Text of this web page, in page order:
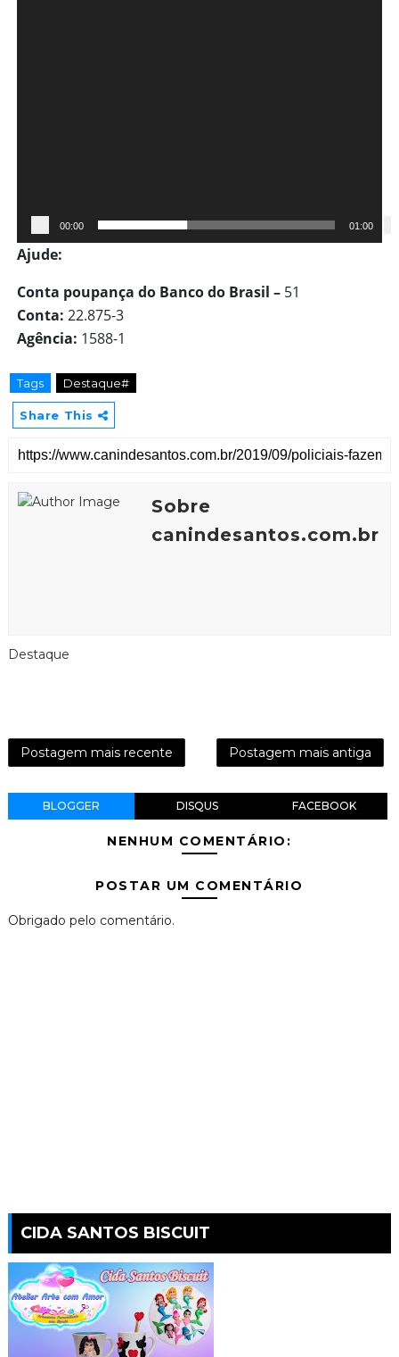
00:00 01:00
Ajude:
Conta poupança do Banco do Brasil –51
Conta: 22.875-3
Agência: 1588-1
Tags Destaque#
Share This
Sobre
canindesantos.com.br
Destaque
Postagem mais recente Postagem mais antiga
BLOGGER DISQUS FACEBOOK
NENHUM COMENTÁRIO:
POSTAR UM COMENTÁRIO
Obrigado pelo comentário.
CIDA SANTOS BISCUIT